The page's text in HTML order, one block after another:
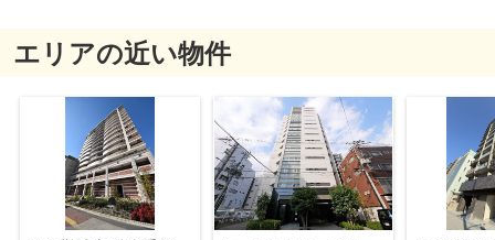
エリアの近い物件